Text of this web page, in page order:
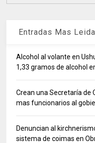
Entradas Mas
Alcohol al volante en
1,33 gramos de alcohol
Crean una Secretaría de
mas funcionarios al
Denuncian al
sistema de coimas en